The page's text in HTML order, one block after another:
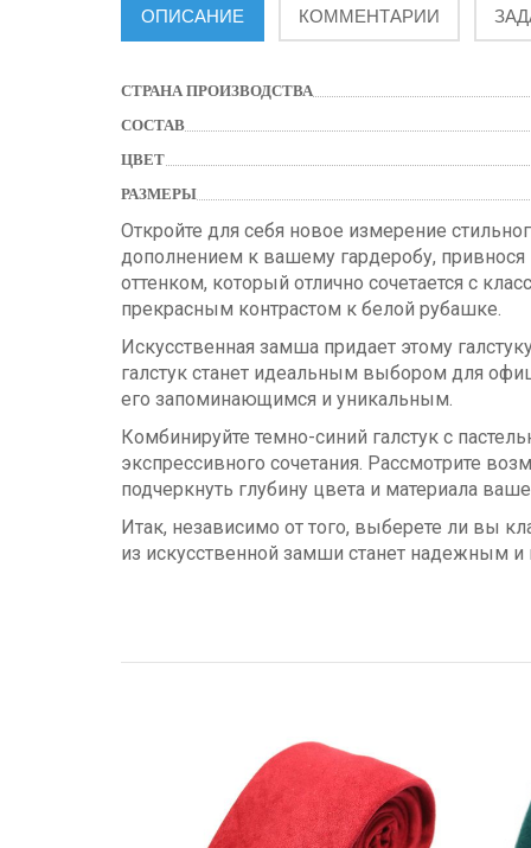
ОПИСАНИЕ КОММЕНТАРИИ
СТРАНА ПРОИЗВОДСТВА
СОСТАВ
ЦВЕТ
РАЗМЕРЫ
Откройте для себя новое измерение
дополнением к вашему гардеробу, привнося
оттенком, который отлично сочетается с
прекрасным контрастом к белой рубашке.
Искусственная замша придает этому
галстук станет идеальным выбором для
его запоминающимся и уникальным.
Комбинируйте темно-синий галстук с
экспрессивного сочетания. Рассмотрите
подчеркнуть глубину цвета и материала
Итак, независимо от того, выберете ли вы
из искусственной замши станет надежным